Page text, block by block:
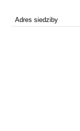
Adres siedziby